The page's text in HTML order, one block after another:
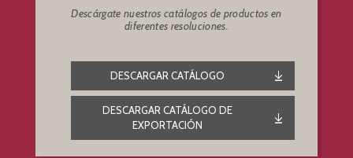
Descárgate nuestros catálogos de productos en
diferentes resoluciones.
DESCARGAR CATÁLOGO
DESCARGAR CATÁLOGO DE
EXPORTACIÓN